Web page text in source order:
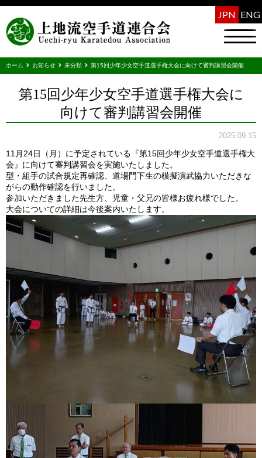
JPN ENG
ホーム お知らせ 未分類 第15回少年少女空手道選手権大会に向けて審判講習会開催
第15回少年少女空手道選手権大会に
向けて審判講習会開催
2025.09.15
11月24日（月）に予定されている『第15回少年少女空手道選手権大
会』に向けて審判講習会を実施いたしました。
型・組手の試合規定再確認、道場門下生の模擬演武協力いただきな
がらの動作確認を行いました。
参加いただきました先生方、児童・父兄の皆様お疲れ様でした。
大会についての詳細は今後案内いたします。